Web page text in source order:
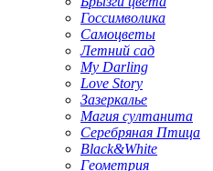
Госсимволика
Самоцветы
Летний сад
My Darling
Love Story
Зазеркалье
Магия султанита
Серебряная Птица
Black&White
Геометрия